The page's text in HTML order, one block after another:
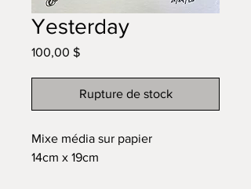
Yesterday
100,00 $Prix
Rupture de stock
Mixe média sur papier
14cm x 19cm